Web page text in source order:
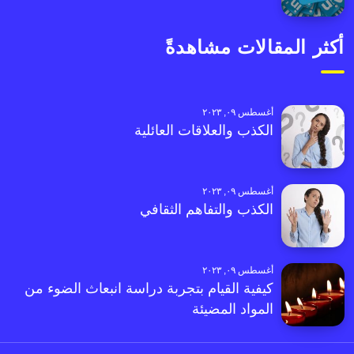
أكثر المقالات مشاهدةً
أغسطس ٠٩, ٢٠٢٣
الكذب والعلاقات العائلية
أغسطس ٠٩, ٢٠٢٣
الكذب والتفاهم الثقافي
أغسطس ٠٩, ٢٠٢٣
كيفية القيام بتجربة دراسة انبعاث الضوء من
المواد المضيئة